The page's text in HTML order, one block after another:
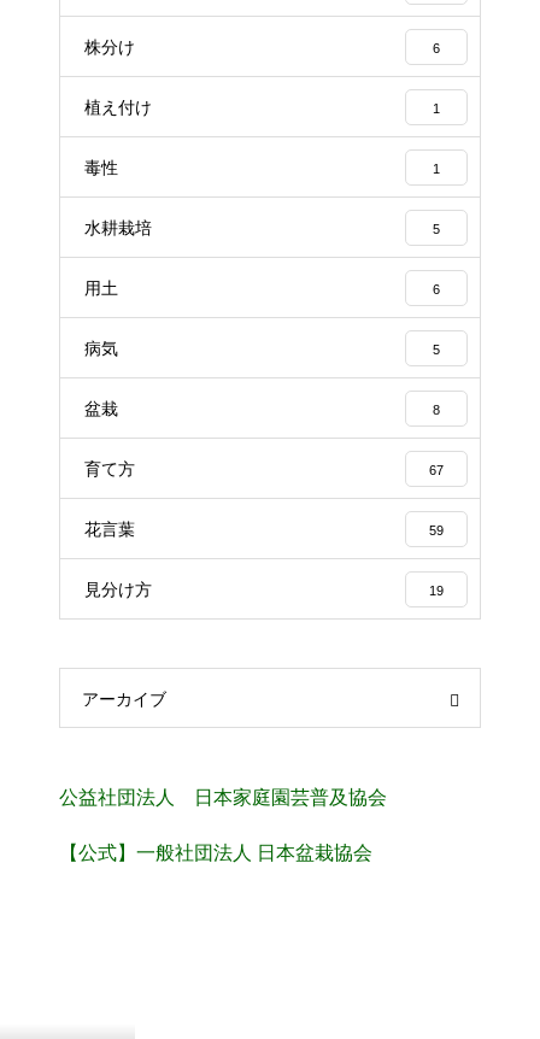
株分け 6
植え付け 1
毒性 1
水耕栽培 5
用土 6
病気 5
盆栽 8
育て方 67
花言葉 59
見分け方 19
アーカイブ
公益社団法人 日本家庭園芸普及協会
【公式】一般社団法人 日本盆栽協会